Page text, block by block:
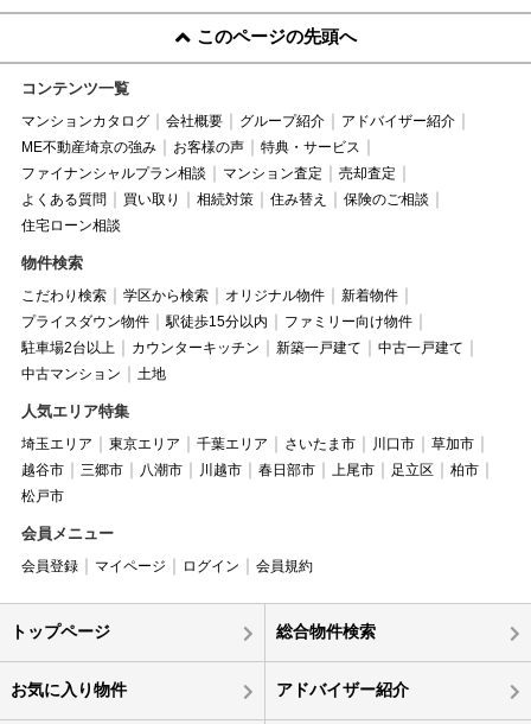
このページの先頭へ
コンテンツ一覧
マンションカタログ 会社概要 グループ紹介
アドバイザー紹介
ME不動産埼京の強み
お客様の声
特典・サービス
ファイナンシャルプラン相談
マンション査定
売却査定
よくある質問
買い取り 相続対策 住み替え
保険のご相談
住宅ローン相談
物件検索
こだわり検索 学区から検索 オリジナル物件
新着物件
プライスダウン物件
駅徒歩15分以内
ファミリー向け物件
駐車場2台以上
カウンターキッチン 新築一戸建て
中古一戸建て
中古マンション
土地
人気エリア特集
埼玉エリア 東京エリア 千葉エリア さいたま市 川口市
草加市
越谷市
三郷市 八潮市 川越市 春日部市 上尾市 足立区
柏市
松戸市
会員メニュー
会員登録 マイページ ログイン 会員規約
トップページ 総合物件検索
お気に入り物件 アドバイザー紹介